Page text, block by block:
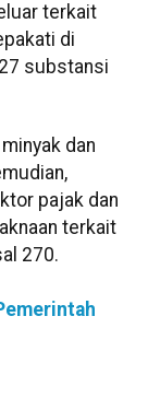
terkait
di
substansi
dan
pajak dan
terkait
270.